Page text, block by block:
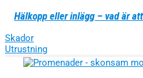
Hälkopp eller inlägg – vad är
Skador
Utrustning